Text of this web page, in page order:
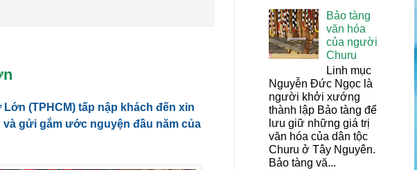
(TPHCM) tấp nập khách đến xin
gửi gắm ước nguyện đầu năm của
Bảo tàng
văn hóa
của người
Churu
Linh mục
Nguyễn Đức Ngọc là
người khởi xướng
thành lập Bảo tàng để
lưu giữ những giá trị
văn hóa của dân tộc
Churu ở Tây Nguyên.
Bảo tàng vă...